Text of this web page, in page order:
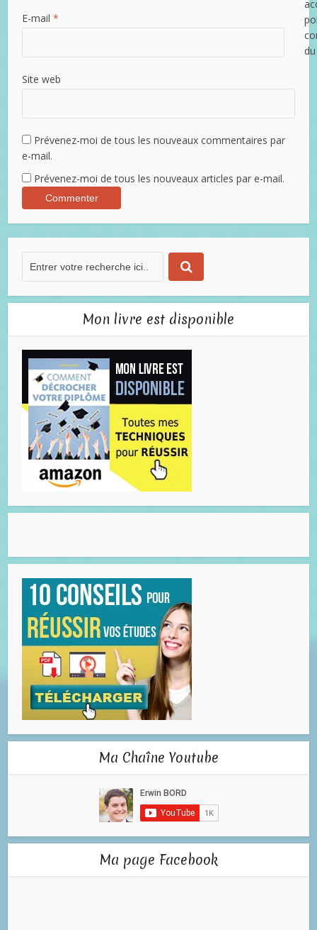
E-mail *
Site web
Prévenez-moi de tous les nouveaux commentaires par
e-mail.
Prévenez-moi de tous les nouveaux articles par e-mail.
Mon livre est disponible
Ma Chaîne Youtube
Ma page Facebook